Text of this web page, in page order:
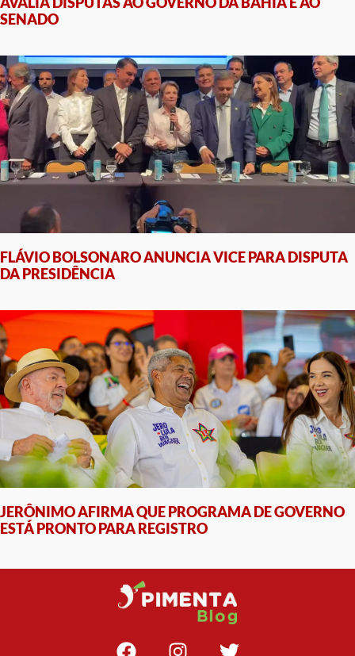
SENADO
FLÁVIO BOLSONARO ANUNCIA VICE PARA DISPUTA
DA PRESIDÊNCIA
JERÔNIMO AFIRMA QUE PROGRAMA DE GOVERNO
ESTÁ PRONTO PARA REGISTRO